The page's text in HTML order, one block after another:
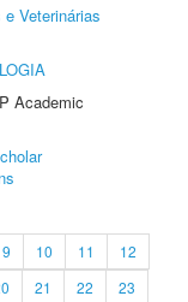
Veterinárias
Academic
9 10 11
12
21 22
23